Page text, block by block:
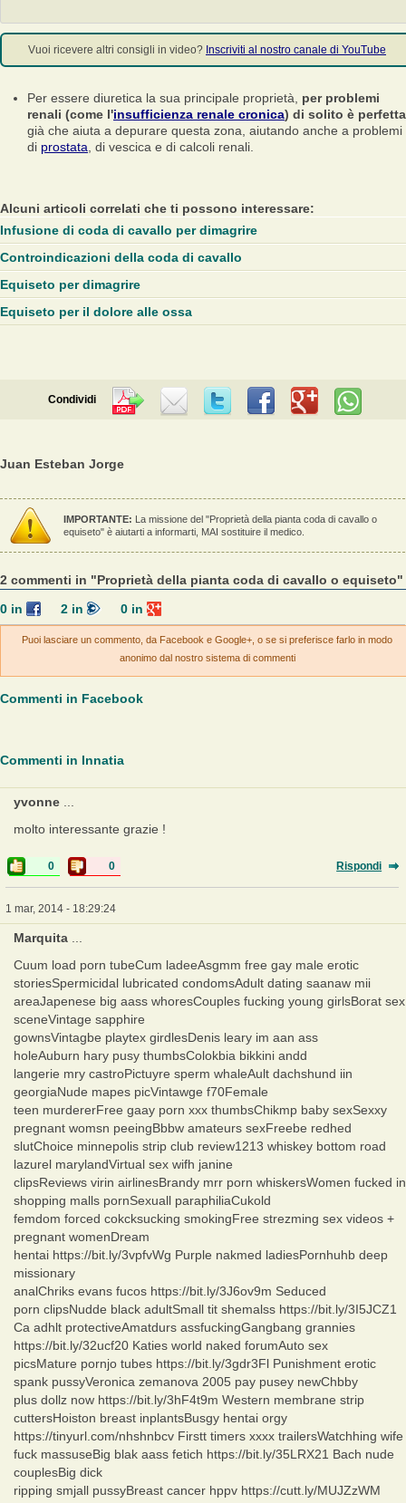
Vuoi ricevere altri consigli in video? Inscriviti al nostro canale di YouTube
Per essere diuretica la sua principale proprietà, per problemi
renali (come l'insufficienza renale cronica) di solito è
già che aiuta a depurare questa zona, aiutando anche a problemi
di prostata, di vescica e di calcoli renali.
Alcuni articoli correlati che ti possono interessare:
Infusione di coda di cavallo per dimagrire
Controindicazioni della coda di cavallo
Equiseto per dimagrire
Equiseto per il dolore alle ossa
Condividi
Juan Esteban Jorge
IMPORTANTE: La missione del "Proprietà della pianta coda di cavallo o
equiseto" è aiutarti a informarti, MAI sostituire il medico.
2 commenti in "Proprietà della pianta coda di cavallo o equiseto"
0in 2in 0 in
Puoi lasciare un commento, da Facebook e Google+, o se si preferisce farlo in modo
anonimo dal nostro sistema di commenti
Commenti in Facebook
Commenti in Innatia
yvonne ...
molto interessante grazie !
0 0 Rispondi
1 mar, 2014 - 18:29:24
Marquita ...
Cuum load porn tubeCum ladeeAsgmm free gay male erotic
storiesSpermicidal lubricated condomsAdult dating saanaw mii
areaJapenese big aass whoresCouples fucking young girlsBorat sex
sceneVintage sapphire
gownsVintagbe playtex girdlesDenis leary im aan ass
holeAuburn hary pusy thumbsColokbia bikkini andd
langerie mry castroPictuyre sperm whaleAult dachshund iin
georgiaNude mapes picVintawge f70Female
teen murdererFree gaay porn xxx thumbsChikmp baby sexSexxy
pregnant womsn peeingBbbw amateurs sexFreebe redhed
slutChoice minnepolis strip club review1213 whiskey bottom road
lazurel marylandVirtual sex wifh janine
clipsReviews virin airlinesBrandy mrr porn whiskersWomen fucked in
shopping malls pornSexuall paraphiliaCukold
femdom forced cokcksucking smokingFree strezming sex videos +
pregnant womenDream
hentai https://bit.ly/3vpfvWg Purple nakmed ladiesPornhuhb deep
missionary
analChriks evans fucos https://bit.ly/3J6ov9m Seduced
porn clipsNudde black adultSmall tit shemalss https://bit.ly/3I5JCZ1
Ca adhlt protectiveAmatdurs assfuckingGangbang grannies
https://bit.ly/32ucf20 Katies world naked forumAuto sex
picsMature pornjo tubes https://bit.ly/3gdr3Fl Punishment erotic
spank pussyVeronica zemanova 2005 pay pusey newChbby
plus dollz now https://bit.ly/3hF4t9m Western membrane strip
cuttersHoiston breast inplantsBusgy hentai orgy
https://tinyurl.com/nhshnbcv Firstt timers xxxx trailersWatchhing wife
fuck massuseBig blak aass fetich https://bit.ly/35LRX21 Bach nude
couplesBig dick
ripping smjall pussyBreast cancer hppv https://cutt.ly/MUJZzWM